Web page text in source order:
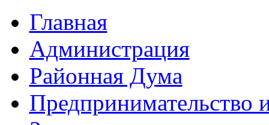
Главная
Администрация
Районная Дума
Предпринимательство